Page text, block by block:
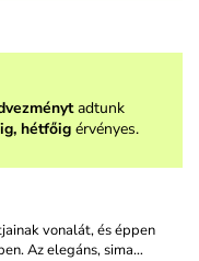
adtunk
hétfőigérvényes.
vonalát, és éppen
Az elegáns, sima…